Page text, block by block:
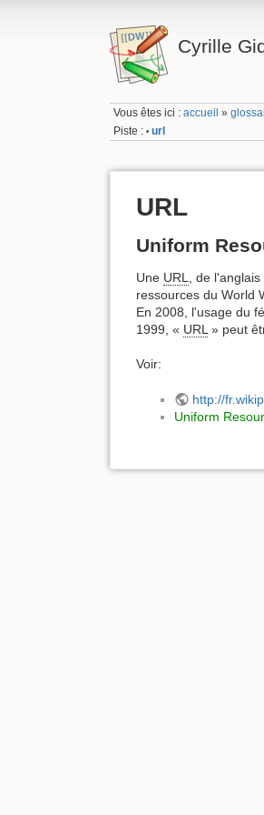
Cyrille
Vous êtes ici :accueil »
Piste : • url
URL
Uniform
Une URL
, de
ressources du World
En 2008, l'usage du
1999, « URL » peut
Voir:
http://
Uniform